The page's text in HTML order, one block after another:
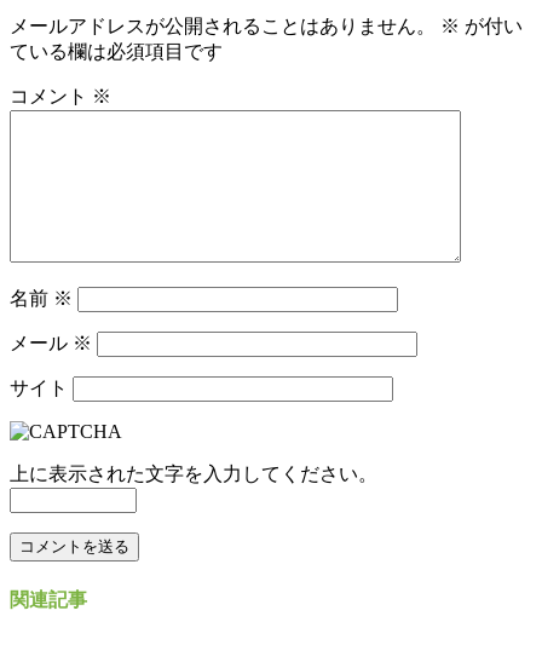
メールアドレスが公開されることはありません。 ※ が付い
ている欄は必須項目です
コメント ※
名前 ※
メール ※
サイト
上に表示された文字を入力してください。
関連記事